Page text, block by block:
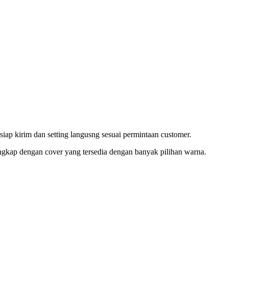
kirim dan setting langusng sesuai permintaan customer.
dengan cover yang tersedia dengan banyak pilihan warna.